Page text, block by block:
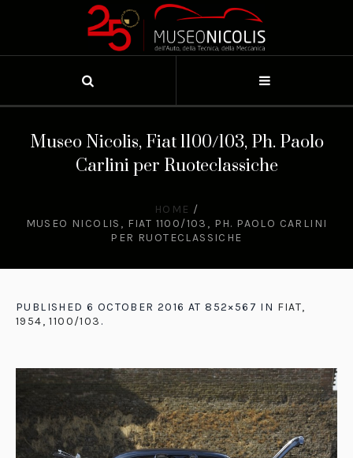
Museo Nicolis, Fiat 1100/103, Ph. Paolo
Carlini per Ruoteclassiche
HOME /
MUSEO NICOLIS, FIAT 1100/103, PH. PAOLO CARLINI
PER RUOTECLASSICHE
PUBLISHED 6 OCTOBER 2016 AT 852×567 IN FIAT,
1954, 1100/103 .